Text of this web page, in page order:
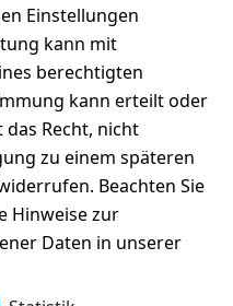
Einstellungen
kann mit
berechtigten
kann erteilt oder
Recht, nicht
zu einem späteren
Beachten Sie
Hinweise zur
Daten in unserer